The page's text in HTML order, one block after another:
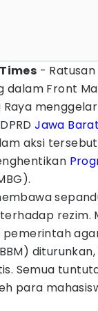
-
dalam Front
Raya
Jawa
aksi
rezim.
diturunkan,
Semua
para